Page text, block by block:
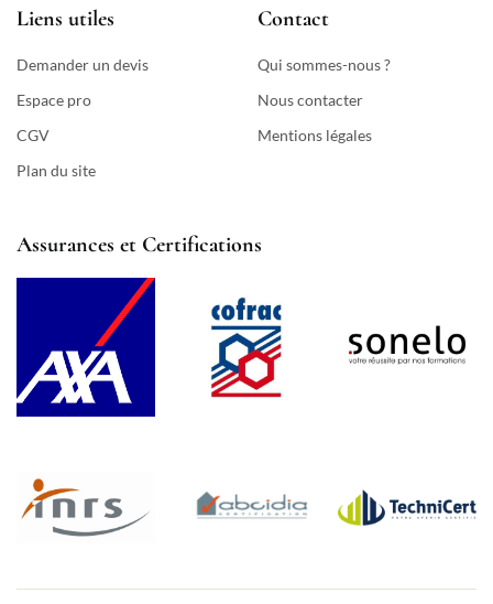
Liens utiles
Demander un devis
Espace pro
CGV
Plan du site
Contact
Qui sommes-nous ?
Nous contacter
Mentions légales
Assurances et Certifications